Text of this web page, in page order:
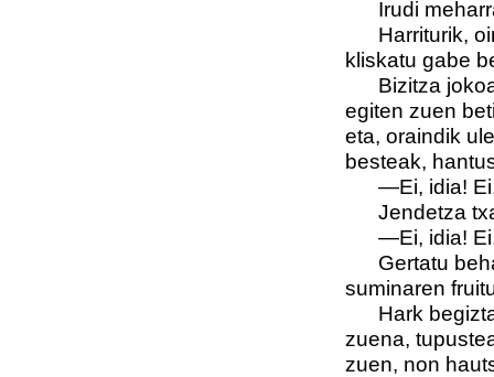
Irudi
Harriturik,
kliskatu gabe
Bizitza
egiten zuen
eta, oraindik
besteak,
—Ei, idia!
Jendetza
—Ei, idia!
Gertatu
suminaren
Hark
zuena,
zuen, non